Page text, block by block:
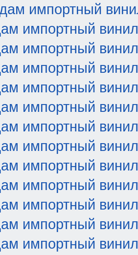
импортный
импортный винил
импортный винил
импортный винил
импортный винил
импортный винил
импортный винил
импортный винил
импортный винил
импортный винил
импортный винил
импортный винил
импортный винил